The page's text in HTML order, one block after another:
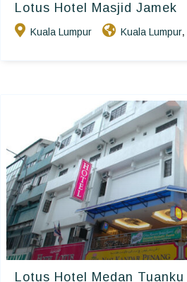
Lotus Hotel Masjid Jamek
Kuala Lumpur Kuala Lumpur,
Lotus Hotel Medan Tuanku